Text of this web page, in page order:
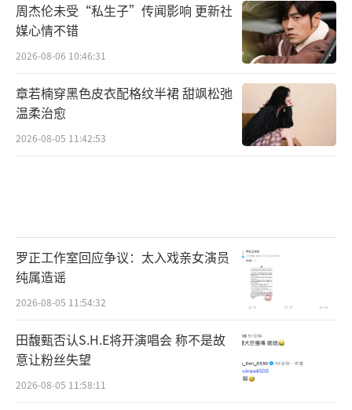
周杰伦未受“私生子”传闻影响 更新社
媒心情不错
2026-08-06 10:46:31
章若楠穿黑色皮衣配格纹半裙 甜飒松弛
温柔治愈
2026-08-05 11:42:53
罗正工作室回应争议：太入戏亲女演员
纯属造谣
2026-08-05 11:54:32
田馥甄否认S.H.E将开演唱会 称不是故
意让粉丝失望
2026-08-05 11:58:11